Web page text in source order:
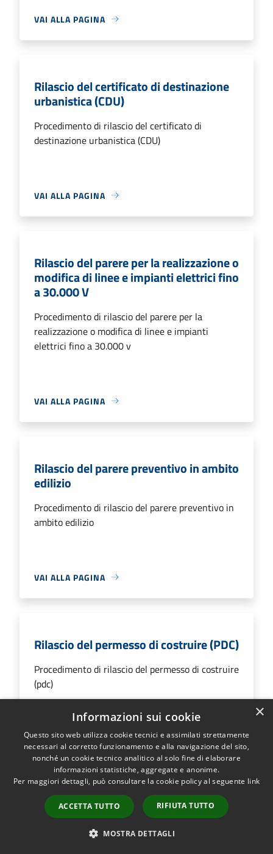
VAI ALLA PAGINA
Rilascio del certificato di destinazione
urbanistica (CDU)
Procedimento di rilascio del certificato di
destinazione urbanistica (CDU)
VAI ALLA PAGINA
Rilascio del parere per la realizzazione o
modifica di linee e impianti elettrici fino
a 30.000 V
Procedimento di rilascio del parere per la
realizzazione o modifica di linee e impianti
elettrici fino a 30.000 v
VAI ALLA PAGINA
Rilascio del parere preventivo in ambito
edilizio
Procedimento di rilascio del parere preventivo in
ambito edilizio
VAI ALLA PAGINA
Rilascio del permesso di costruire (PDC)
Procedimento di rilascio del permesso di costruire
(pdc)
VAI ALLA PAGINA
Rilascio della dichiarazione di
inagibilità
×
Informazioni sui cookie
Questo sito web utilizza cookie tecnici e assimilati strettamente
necessari al corretto funzionamento e alla navigazione del sito,
nonché un cookie tecnico analitico al solo fine di elaborare
informazioni statistiche, aggregate e anonime.
Per maggiori dettagli, può consultare la cookie policy al seguente link
ACCETTA TUTTO RIFIUTA TUTTO
MOSTRA DETTAGLI